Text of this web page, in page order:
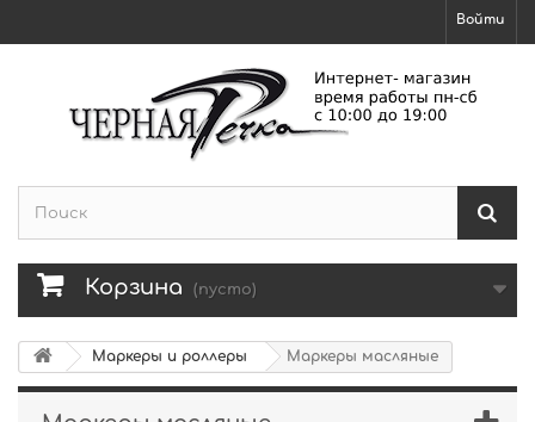
Войти
Корзина (пусто)
Маркеры и роллеры Маркеры масляные